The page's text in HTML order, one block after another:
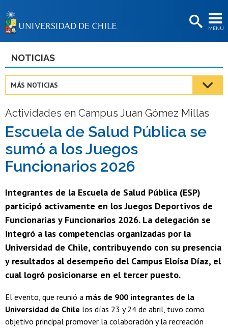
MENÚ
BIBLIOTECAS
Estudiantes
Académicas/os
Funcionarias/os
Egresadas/os
NOTICIAS
MÁS NOTICIAS
Actividades en Campus Juan Gómez Millas
Escuela de Salud Pública se
sumó a los Juegos
Funcionarios 2026
Integrantes de la Escuela de Salud Pública (ESP)
participó activamente en los Juegos Deportivos de
Funcionarias y Funcionarios 2026. La delegación se
integró a las competencias organizadas por la
Universidad de Chile, contribuyendo con su presencia
y resultados al desempeño del Campus Eloísa Díaz, el
cual logró posicionarse en el tercer puesto.
El evento, que reunió a más de 900 integrantes de la
Universidad de Chile los días 23 y 24 de abril, tuvo como
objetivo principal promover la colaboración y la recreación